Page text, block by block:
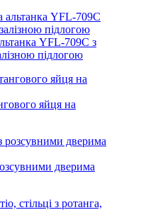
YFL-709C з
підлогою
яйця на
дверима